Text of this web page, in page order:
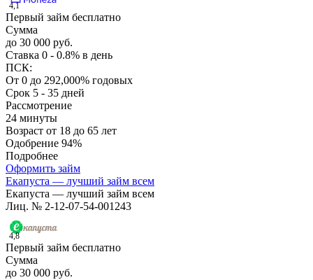
4,1
Первый займ бесплатно
Сумма
до 30 000 руб.
Ставка 0 - 0.8% в день
ПСК:
От 0 до 292,000% годовых
Срок 5 - 35 дней
Рассмотрение
24 минуты
Возраст от 18 до 65 лет
Одобрение 94%
Подробнее
Оформить займ
Екапуста — лучший займ всем
Екапуста — лучший займ всем
Лиц. № 2-12-07-54-001243
4,8
Первый займ бесплатно
Сумма
до 30 000 руб.